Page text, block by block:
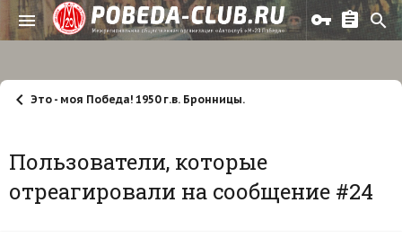
Это - моя Победа! 1950 г.в. Бронницы.
Пользователи, которые
отреагировали на сообщение #24